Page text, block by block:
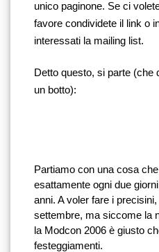
unico paginone. Se ci
favore condividete il link o
interessati la mailing list.
Detto questo, si parte (che
un botto):
Partiamo con una cosa
esattamente ogni due
anni. A voler fare i
settembre, ma siccome la
la Modcon 2006 è giusto
festeggiamenti.